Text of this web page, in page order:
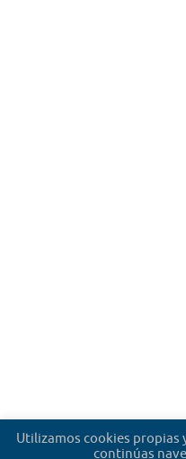
Utilizamos cookies propias
continúas